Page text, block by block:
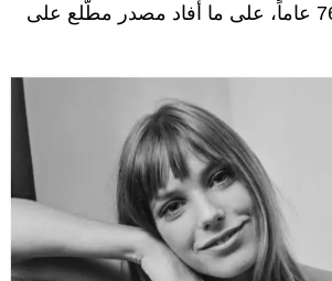
غينزبور، الأحد عن 76 عاماً، على ما أفاد مصدر مطّلع على